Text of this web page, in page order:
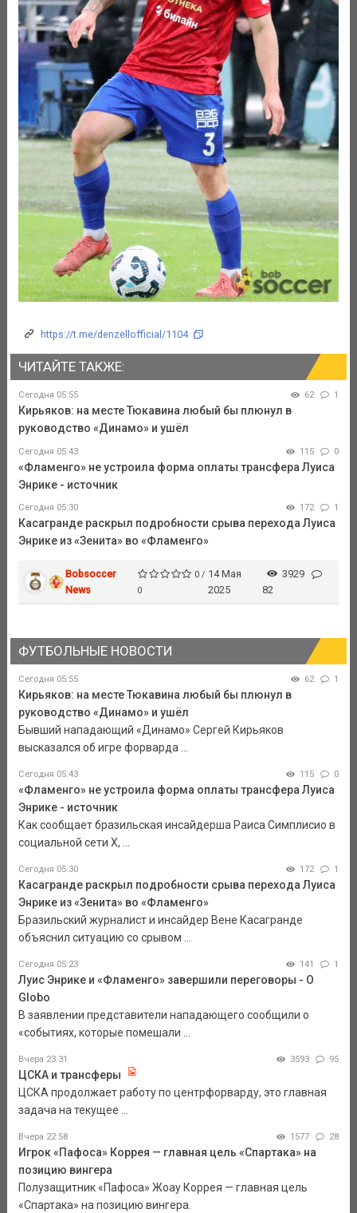
https://t.me/denzellofficial/1104
ЧИТАЙТЕ ТАКЖЕ:
Сегодня 05:55 62 1
Кирьяков: на месте Тюкавина любый бы плюнул в
руководство «Динамо» и ушёл
Сегодня 05:43 115 0
«Фламенго» не устроила форма оплаты трансфера Луиса
Энрике - источник
Сегодня 05:30 172 1
Касагранде раскрыл подробности срыва перехода Луиса
Энрике из «Зенита» во «Фламенго»
Bobsoccer
News
0 /
0
14 Мая
2025
3929
82
ФУТБОЛЬНЫЕ НОВОСТИ
Сегодня 05:55 62 1
Кирьяков: на месте Тюкавина любый бы плюнул в
руководство «Динамо» и ушёл
Бывший нападающий «Динамо» Сергей Кирьяков
высказался об игре форварда ...
Сегодня 05:43 115 0
«Фламенго» не устроила форма оплаты трансфера Луиса
Энрике - источник
Как сообщает бразильская инсайдерша Раиса Симплисио в
социальной сети Х, ...
Сегодня 05:30 172 1
Касагранде раскрыл подробности срыва перехода Луиса
Энрике из «Зенита» во «Фламенго»
Бразильский журналист и инсайдер Вене Касагранде
объяснил ситуацию со срывом ...
Сегодня 05:23 141 1
Луис Энрике и «Фламенго» завершили переговоры - O
Globo
В заявлении представители нападающего сообщили о
«событиях, которые помешали ...
Вчера 23:31 3593 95
ЦСКА и трансферы
ЦСКА продолжает работу по центрфорварду, это главная
задача на текущее ...
Вчера 22:58 1577 28
Игрок «Пафоса» Коррея — главная цель «Спартака» на
позицию вингера
Полузащитник «Пафоса» Жоау Коррея — главная цель
«Спартака» на позицию вингера.